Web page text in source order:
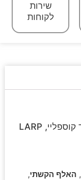
שירות
לקוחות
🏹 חץ וקשת ריינג'ר אותנטי – אביזר קוספליי, LARP
, האלף הקשתי,